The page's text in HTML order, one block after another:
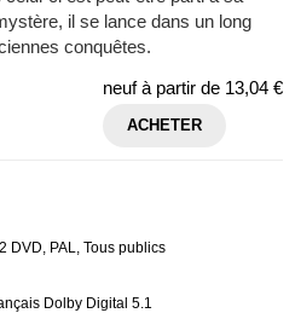
il se lance dans un long
conquêtes.
neuf à partir de 13,04 €
ACHETER
DVD, PAL, Tous publics
Dolby Digital 5.1